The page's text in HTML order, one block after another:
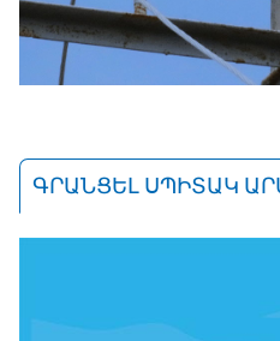
ԳՐԱՆՑԵԼ ՍՊԻՏԱԿ